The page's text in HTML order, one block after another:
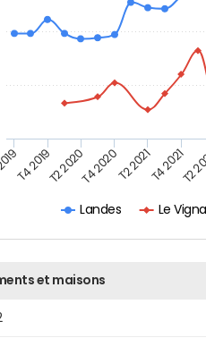
Landes Le
T4 2019T2 2020T4 2020T2 2021T4 2021T2
et maisons